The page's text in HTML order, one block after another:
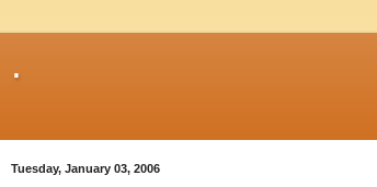
.
Tuesday, January 03, 2006